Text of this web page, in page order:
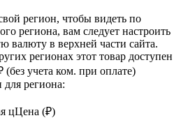
регион, чтобы видеть по
региона, вам следует настроить
валюту в верхней части сайта.
регионах этот товар доступен
(без учета ком. при оплате)
региона:
цЦена (₽)